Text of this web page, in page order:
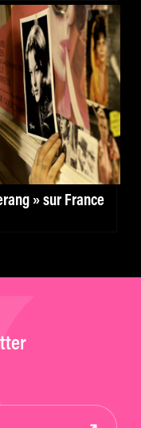
» sur France